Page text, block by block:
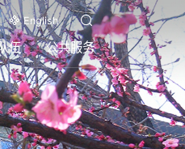
English
伍 公共服务